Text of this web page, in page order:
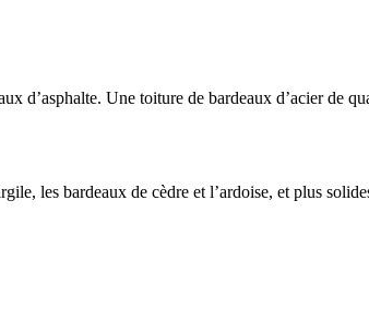
d’asphalte. Une toiture de bardeaux d’acier de
les bardeaux de cèdre et l’ardoise, et plus